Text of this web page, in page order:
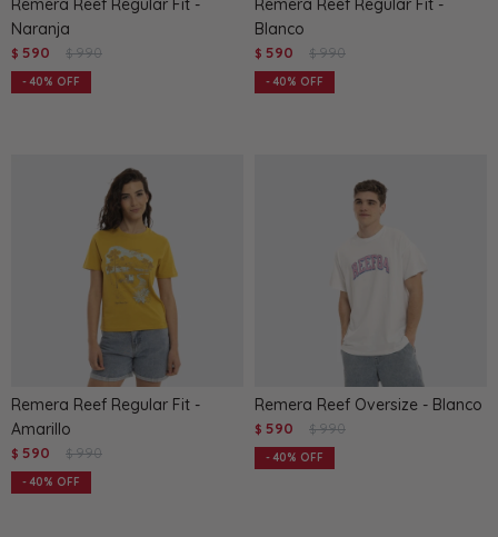
Remera Reef Regular Fit -
Naranja
$ 590 $ 990
40
Remera Reef Regular Fit -
Blanco
$ 590 $ 990
40
Remera Reef Regular Fit -
Amarillo
$ 590 $ 990
40
Remera Reef Oversize - Blanco
$ 590 $ 990
40